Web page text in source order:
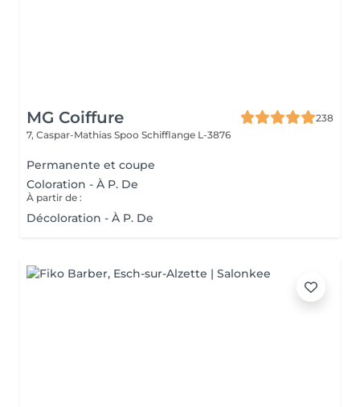
MG Coiffure
238
7, Caspar-Mathias Spoo Schifflange L-3876
Permanente et coupe
Coloration - À P. De
À partir de :
Décoloration - À P. De